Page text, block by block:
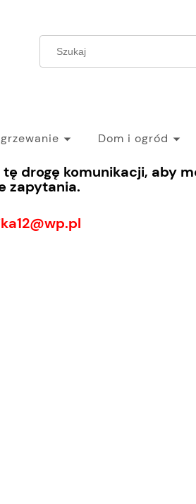
Dom i ogród
drogę komunikacji, aby
zapytania.